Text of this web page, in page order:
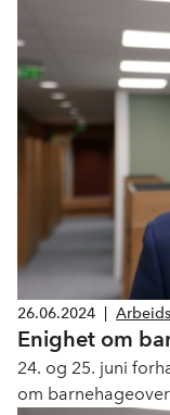
riksmeklerens
26.06.2024
Enighet om
24. og 25. juni
om